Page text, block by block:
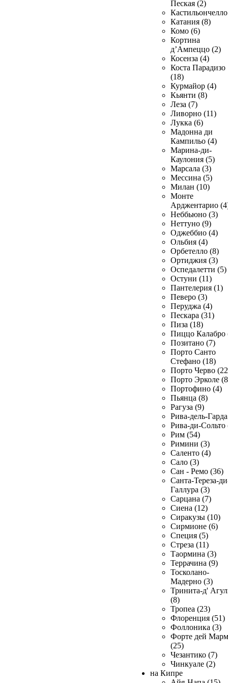
Пеская (2)
Катания (8)
Комо (6)
Кортина
д’Ампеццо (2)
Косенза (4)
Коста Парадизо
(18)
Курмайор (4)
Кьянти (8)
Леза (7)
Ливорно (11)
Лукка (6)
Мадонна ди
Кампильо (4)
Марина-ди-
Каулония (5)
Марсала (3)
Мессина (5)
Милан (10)
Монте
Арджентарио
Неббьюно (3)
Неттуно (9)
Оджеббио (4)
Ольбия (4)
Орбетелло (8)
Ортиджия (3)
Оспедалетти (5)
Остуни (11)
Пантелерия (1)
Певеро (3)
Перуджа (4)
Пескара (31)
Пиза (18)
Пиццо Калабро
Позитано (7)
Порто Санто
Стефано (18)
Порто Черво
Порто Эрколе
Портофино (4)
Пьянца (8)
Рагуза (9)
Рива-дель-
Рива-ди-Сольто
Рим (54)
Римини (3)
Саленто (4)
Сало (3)
Сан - Ремо (36)
Санта-Тереза-
Галлура (3)
Сарцана (7)
Сиена (12)
Сиракузы (10)
Сирмионе (6)
Специя (5)
Стреза (11)
Таормина (3)
Террачина (9)
Тосколано-
Мадерно (3)
Тринита-д'
(8)
Тропеа (23)
Флоренция (51)
Фоллоника (3)
Форте дей
(25)
Чезантико (7)
Чинкуале (2)
на Кипре